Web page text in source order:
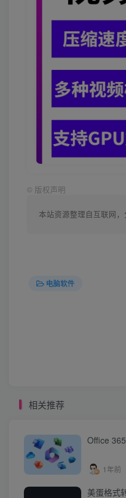
© 版权声明
本站资源整理自互联网
电脑软件
相关推荐
Office
1年前
美蛋格式